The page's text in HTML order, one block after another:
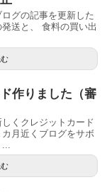
グの記事を更新した
送と、 食料の買い出
作りました（審
くクレジットカード
月近くブログをサボ
...